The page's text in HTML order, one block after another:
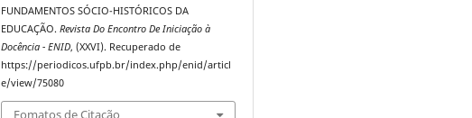
FUNDAMENTOS SÓCIO-HISTÓRICOS DA
EDUCAÇÃO.Revista Do Encontro De Iniciação à
Docência - ENID, (XXVI). Recuperado de
https://periodicos.ufpb.br/index.php/enid/articl
e/view/75080
Fomatos de Citação